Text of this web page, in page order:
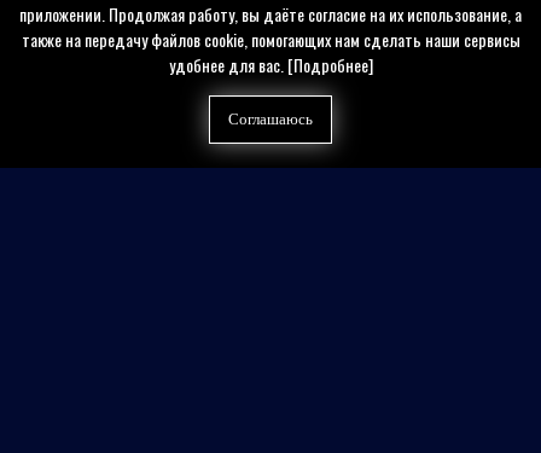
приложении. Продолжая работу, вы даёте согласие на их использование, а
также на передачу файлов cookie, помогающих нам сделать наши сервисы
удобнее для вас.[Подробнее]
Соглашаюсь